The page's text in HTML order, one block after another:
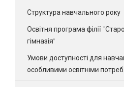
Структура навчального року
Освітня програма філії
гімназія”
Умови доступності для
особливими освітніми